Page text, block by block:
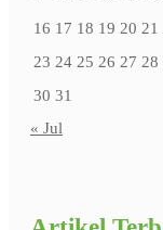
16 17 18 19 20 21
23 24 25 26 27 28
30 31
« Jul